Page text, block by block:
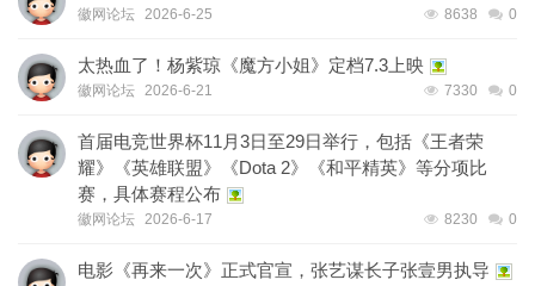
徽网论坛 2026-6-25 8638 0
太热血了！杨紫琼《魔方小姐》定档7.3上映
徽网论坛 2026-6-21 7330 0
首届电竞世界杯11月3日至29日举行，包括《王者荣
耀》《英雄联盟》《Dota 2》《和平精英》等分项比
赛，具体赛程公布
徽网论坛 2026-6-17 8230 0
电影《再来一次》正式官宣，张艺谋长子张壹男执导